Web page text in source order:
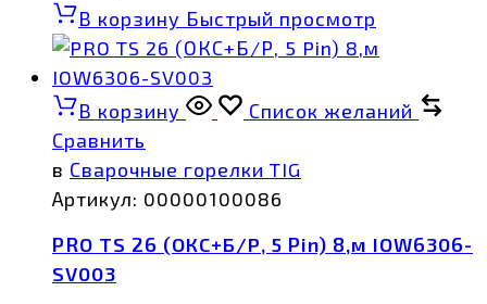
В корзину Быстрый просмотр
В корзину
Список желаний
Сравнить
в Сварочные горелки TIG
Артикул: 00000100086
PRO TS 26 (ОКС+Б/Р, 5 Pin) 8,м IOW6306-
SV003